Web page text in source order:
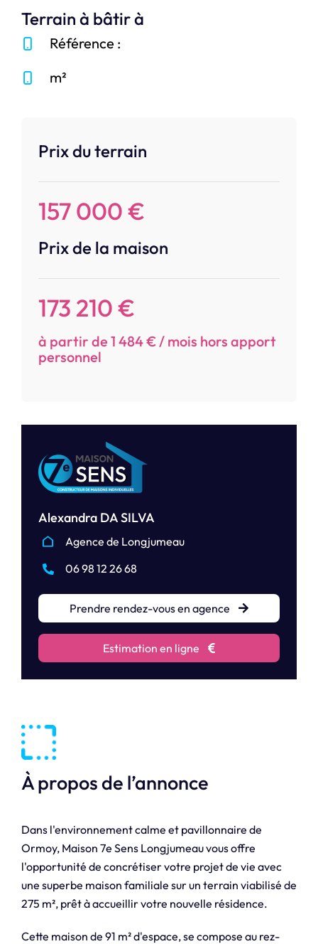
Prix du terrain
157 000 €
Prix de la maison
173 210 €
à partir de 1 484 € / mois hors apport
personnel
Alexandra DA SILVA
Agence de Longjumeau
06 98 12 26 68
Prendre rendez-vous en agence
Estimation en ligne
Terrain à bâtir à
Référence :
m²
À propos de l’annonce
Dans l'environnement calme et pavillonnaire de
Ormoy, Maison 7e Sens Longjumeau vous offre
l'opportunité de concrétiser votre projet de vie avec
une superbe maison familiale sur un terrain viabilisé de
275 m², prêt à accueillir votre nouvelle résidence.
Cette maison de 91 m² d'espace, se compose au rez-